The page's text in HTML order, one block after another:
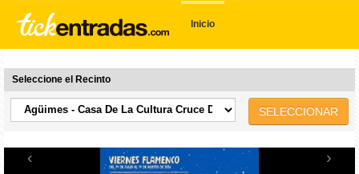
Inicio
Seleccione el Recinto
SELECCIONAR
‹ ›